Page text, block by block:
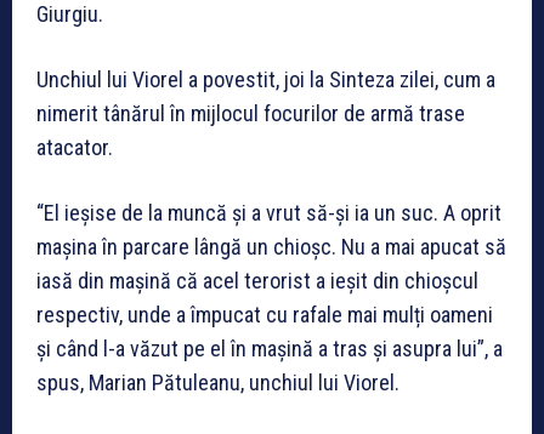
Giurgiu.
Unchiul lui Viorel a povestit, joi la Sinteza zilei, cum a
nimerit tânărul în mijlocul focurilor de armă trase
atacator.
“El ieșise de la muncă și a vrut să-și ia un suc. A oprit
mașina în parcare lângă un chioșc. Nu a mai apucat să
iasă din mașină că acel terorist a ieșit din chioșcul
respectiv, unde a împucat cu rafale mai mulți oameni
și când l-a văzut pe el în mașină a tras și asupra lui”, a
spus, Marian Pătuleanu, unchiul lui Viorel.